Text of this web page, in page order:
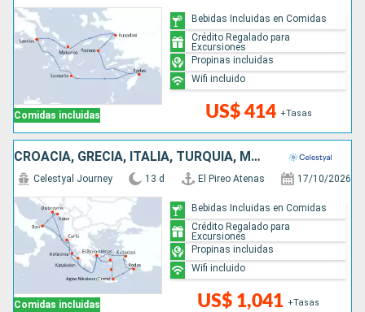
Comidas incluidas US$ 414 +Tasas
Bebidas Incluidas en Comidas
Crédito Regalado para
Excursiones
Propinas incluidas
Wifi incluido
CROACIA, GRECIA, ITALIA, TURQUÍA, MONTENEGRO
Comidas incluidas
Celestyal Journey 13 d El Pireo Atenas 17/10/2026
US$ 1,041 +Tasas
Bebidas Incluidas en Comidas
Crédito Regalado para
Excursiones
Propinas incluidas
Wifi incluido